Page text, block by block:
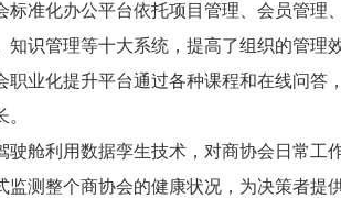
化办公平台依托项目管理、会员管理
知识管理等十大系统，提高了组织的管
化提升平台通过各种课程和在线问答
利用数据孪生技术，对商协会日常工
监测整个商协会的健康状况，为决策者